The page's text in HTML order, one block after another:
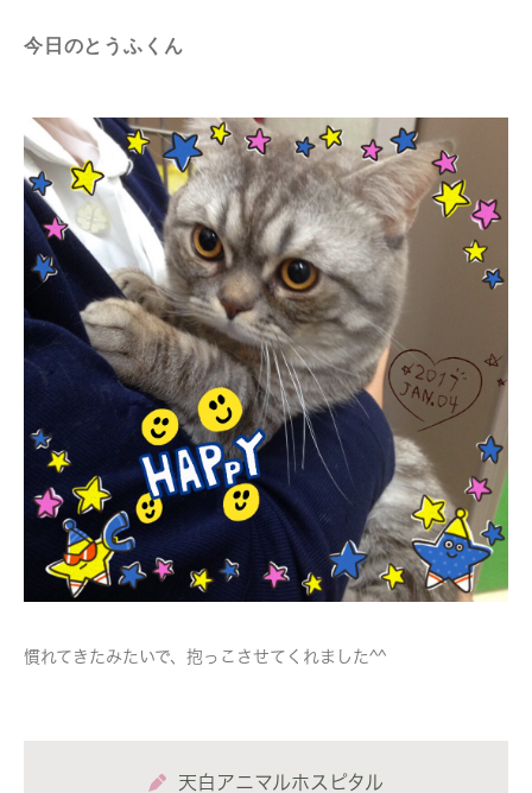
今日のとうふくん
慣れてきたみたいで、抱っこさせてくれました^^
天白アニマルホスピタル